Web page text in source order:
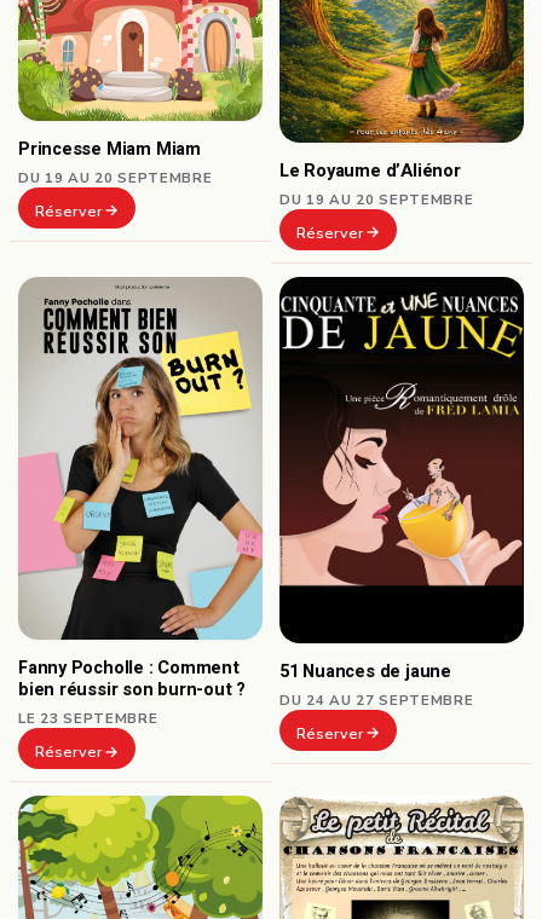
Princesse Miam Miam
DU 19 AU 20 SEPTEMBRE
Réserver
Le Royaume d’Aliénor
DU 19 AU 20 SEPTEMBRE
Réserver
Fanny Pocholle : Comment
bien réussir son burn-out ?
LE 23 SEPTEMBRE
Réserver
51 Nuances de jaune
DU 24 AU 27 SEPTEMBRE
Réserver